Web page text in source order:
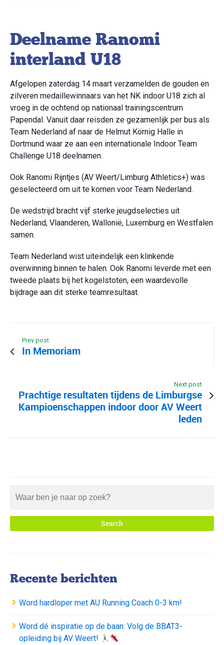
Deelname Ranomi
interland U18
Afgelopen zaterdag 14 maart verzamelden de gouden en
zilveren medaillewinnaars van het NK indoor U18 zich al
vroeg in de ochtend op nationaal trainingscentrum
Papendal. Vanuit daar reisden ze gezamenlijk per bus als
Team Nederland af naar de Helmut Körnig Halle in
Dortmund waar ze aan een internationale Indoor Team
Challenge U18 deelnamen.
Ook Ranomi Rijntjes (AV Weert/Limburg Athletics+) was
geselecteerd om uit te komen voor Team Nederland.
De wedstrijd bracht vijf sterke jeugdselecties uit
Nederland, Vlaanderen, Wallonië, Luxemburg en Westfalen
samen.
Team Nederland wist uiteindelijk een klinkende
overwinning binnen te halen. Ook Ranomi leverde met een
tweede plaats bij het kogelstoten, een waardevolle
bijdrage aan dit sterke teamresultaat.
Prev post
In Memoriam
Next post
Prachtige resultaten tijdens de Limburgse
Kampioenschappen indoor door AV Weert
leden
Recente berichten
Word hardloper met AU Running Coach 0-3 km!
Word dé inspiratie op de baan: Volg de BBAT3-
opleiding bij AV Weert!